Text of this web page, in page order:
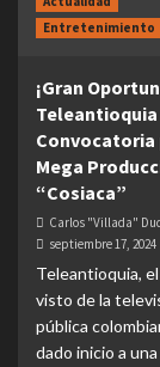
Entretenimiento
¡Gran
Teleantioquia
Convocatoria
Mega
“Cosiaca”
Carlos "Villada"
septiembre 17, 2024
Teleantioquia, el
visto de la
pública
dado inicio a una